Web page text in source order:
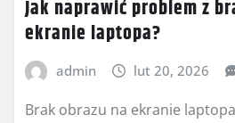
Jak naprawić problem z
ekranie laptopa?
admin lut 20, 2026
Brak obrazu na ekranie